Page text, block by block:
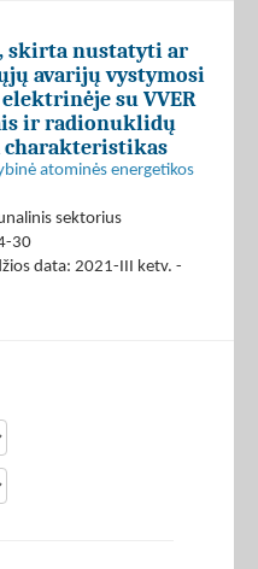
skirta nustatyti ar
avarijų vystymosi
su VVER
ir radionuklidų
atominės energetikos
sektorius
30
data: 2021-III ketv. -